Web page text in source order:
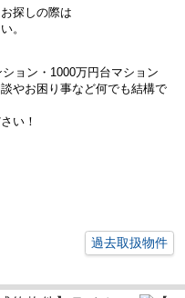
探しの際は
。
ョン・ 1000万円台マション
やお困り事など何でも結構で
い！
過去取扱物件